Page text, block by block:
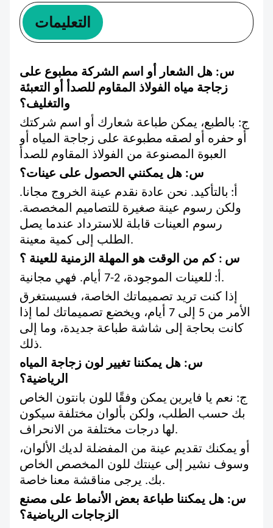
التعليمات
س: هل الشعار أو اسم الشركة مطبوع على
زجاجة مياه الفولاذ المقاوم للصدأ أو التعبئة
والتغليف؟
ج: بالطبع، يمكن طباعة شعارك أو اسم شركتك
أو حفره أو لصقه مطبوعة على زجاجة المياه أو
العبوة المصنوعة من الفولاذ المقاوم للصدأ
س: هل يمكنني الحصول على عينات؟
أ: بالتأكيد. نحن عادة نقدم عينة الخروج مجانا.
ولكن رسوم عينة صغيرة للتصاميم المخصصة.
رسوم العينات قابلة للاسترداد عندما يصل
الطلب إلى كمية معينة.
س : كم من الوقت هو المهلة الزمنية للعينة ؟
أ:للعينات الموجودة، 2-7 أيام. فهي مجانية.
إذا كنت تريد تصميماتك الخاصة، فسيستغرق
الأمر من 5 إلى 7 أيام، ويخضع تصميماتك لما إذا
كانت بحاجة إلى شاشة طباعة جديدة، وما إلى
ذلك.
س: هل يمكننا تغيير لون زجاجة المياه
الرياضية؟
ج: نعم يا فايرين يمكن وفقًا للون بانتون الخاص
بك حسب الطلب، ولكن بألوان مختلفة سيكون
لها درجات مختلفة من الانحراف.
أو يمكنك تقديم عينة من المفضلة لديك الألوان،
وسوف نشير إلى عينتك للون المخصص الخاص
بك. يرجى مناقشة معناخاصة.
س: هل يمكننا طباعة بعض الأنماط على مصنع
الزجاجات الرياضية؟